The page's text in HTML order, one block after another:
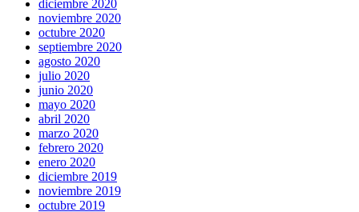
diciembre 2020
noviembre 2020
octubre 2020
septiembre 2020
agosto 2020
julio 2020
junio 2020
mayo 2020
abril 2020
marzo 2020
febrero 2020
enero 2020
diciembre 2019
noviembre 2019
octubre 2019